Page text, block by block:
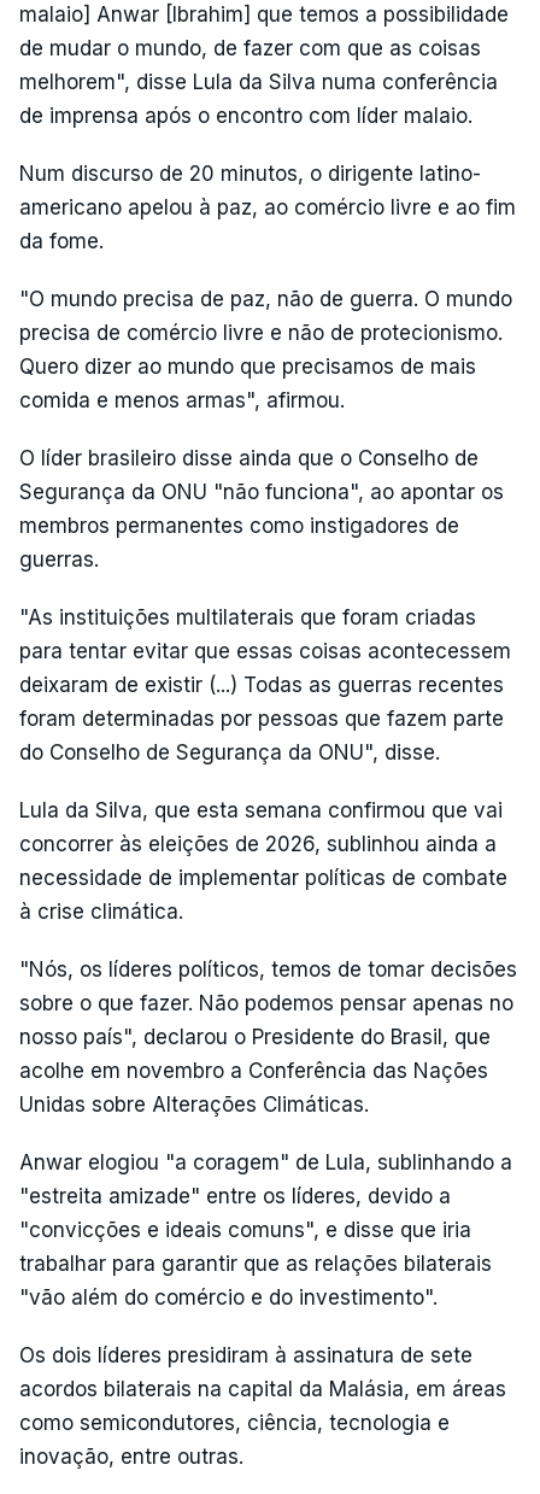
malaio] Anwar [Ibrahim] que temos a possibilidade
de mudar o mundo, de fazer com que as coisas
melhorem", disse Lula da Silva numa conferência
de imprensa após o encontro com líder malaio.
Num discurso de 20 minutos, o dirigente latino-
americano apelou à paz, ao comércio livre e ao fim
da fome.
"O mundo precisa de paz, não de guerra. O mundo
precisa de comércio livre e não de protecionismo.
Quero dizer ao mundo que precisamos de mais
comida e menos armas", afirmou.
O líder brasileiro disse ainda que o Conselho de
Segurança da ONU "não funciona", ao apontar os
membros permanentes como instigadores de
guerras.
"As instituições multilaterais que foram criadas
para tentar evitar que essas coisas acontecessem
deixaram de existir (...) Todas as guerras recentes
foram determinadas por pessoas que fazem parte
do Conselho de Segurança da ONU", disse.
Lula da Silva, que esta semana confirmou que vai
concorrer às eleições de 2026, sublinhou ainda a
necessidade de implementar políticas de combate
à crise climática.
"Nós, os líderes políticos, temos de tomar decisões
sobre o que fazer. Não podemos pensar apenas no
nosso país", declarou o Presidente do Brasil, que
acolhe em novembro a Conferência das Nações
Unidas sobre Alterações Climáticas.
Anwar elogiou "a coragem" de Lula, sublinhando a
"estreita amizade" entre os líderes, devido a
"convicções e ideais comuns", e disse que iria
trabalhar para garantir que as relações bilaterais
"vão além do comércio e do investimento".
Os dois líderes presidiram à assinatura de sete
acordos bilaterais na capital da Malásia, em áreas
como semicondutores, ciência, tecnologia e
inovação, entre outras.